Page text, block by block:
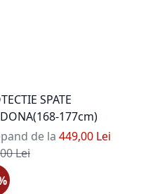
SPATE
177cm)
de la 449,00 Lei
Lei